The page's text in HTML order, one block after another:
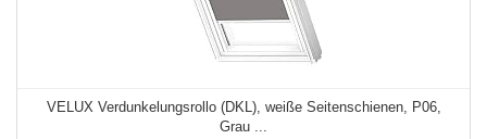
VELUX Verdunkelungsrollo (DKL), weiße Seitenschienen, P06,
Grau ...